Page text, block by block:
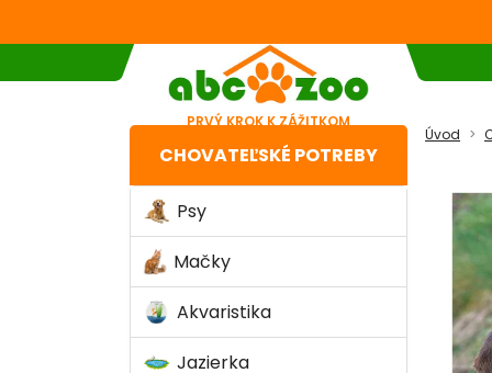
PRVÝ KROK K ZÁŽITKOM
CHOVATEĽSKÉ POTREBY
Psy
Mačky
Akvaristika
Jazierka
Úvod